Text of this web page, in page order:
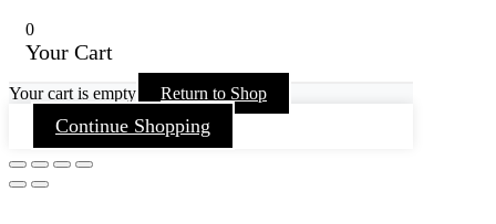
0
Your Cart
Your cart is empty Return to Shop
Continue Shopping